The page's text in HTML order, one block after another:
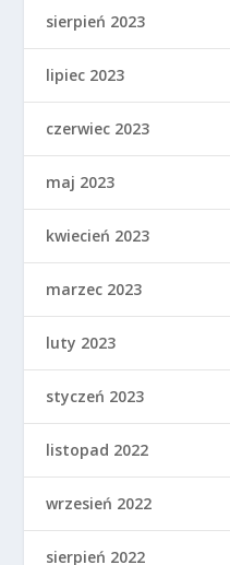
sierpień 2023
lipiec 2023
czerwiec 2023
maj 2023
kwiecień 2023
marzec 2023
luty 2023
styczeń 2023
listopad 2022
wrzesień 2022
sierpień 2022